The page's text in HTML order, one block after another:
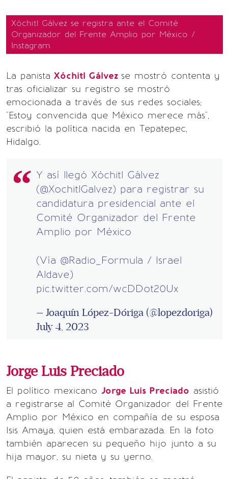
Xóchitl Gálvez se registra ante el Comité
Organizador del Frente Amplio por México /
Instagram
La panista Xóchitl Gálvez se mostró contenta y
tras oficializar su registro se mostró
emocionada a través de sus redes sociales;
"Estoy convencida que México merece más",
escribió la política nacida en Tepatepec,
Hidalgo.
Y así llegó Xóchitl Gálvez
(@XochitlGalvez) para registrar su
candidatura presidencial ante el
Comité Organizador del Frente
Amplio por México
(Vía @Radio_Formula / Israel
Aldave)
pic.twitter.com/wcDDot20Ux
— Joaquín López-Dóriga (@lopezdoriga)
July 4, 2023
Jorge Luis Preciado
El político mexicano Jorge Luis Preciado asistió
a registrarse al Comité Organizador del Frente
Amplio por México en compañía de su esposa
Isis Amaya, quien está embarazada. En la foto
también aparecen su pequeño hijo junto a su
hija mayor, su nieta y su yerno.